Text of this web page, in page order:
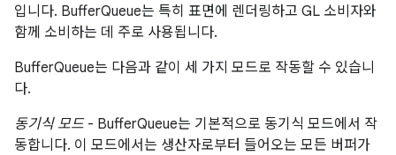
입니다. BufferQueue는 특히 표면에 렌더링하고 GL 소비자와
함께 소비하는 데 주로 사용됩니다.
BufferQueue는 다음과 같이 세 가지 모드로 작동할 수 있습니
다.
동기식 모드 - BufferQueue는 기본적으로 동기식 모드에서 작
동합니다. 이 모드에서는 생산자로부터 들어오는 모든 버퍼가